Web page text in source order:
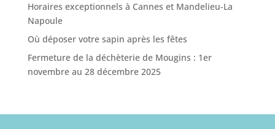
Horaires exceptionnels à Cannes et Mandelieu-La
Napoule
Où déposer votre sapin après les fêtes
Fermeture de la déchèterie de Mougins : 1er
novembre au 28 décembre 2025